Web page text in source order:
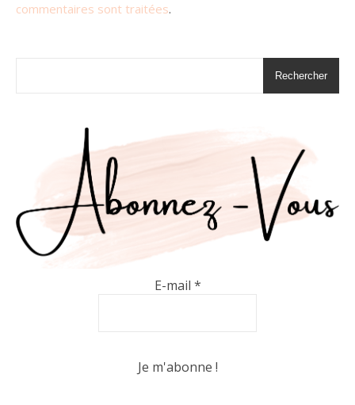
commentaires sont traitées.
Rechercher
E-mail *